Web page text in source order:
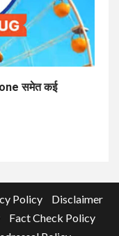
समेत कई
Policy
Disclaimer
Fact Check Policy